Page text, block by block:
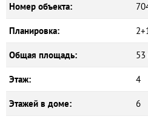
Номер объекта:
Планировка:
Общая площадь: 53
Этаж: 4
Этажей в доме: 6